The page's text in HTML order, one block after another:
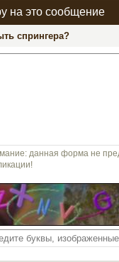
на это сообщение
спрингера?
данная форма не